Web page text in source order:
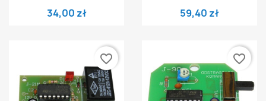
34,00 zł
59,40 zł
favorite_border favorite_border